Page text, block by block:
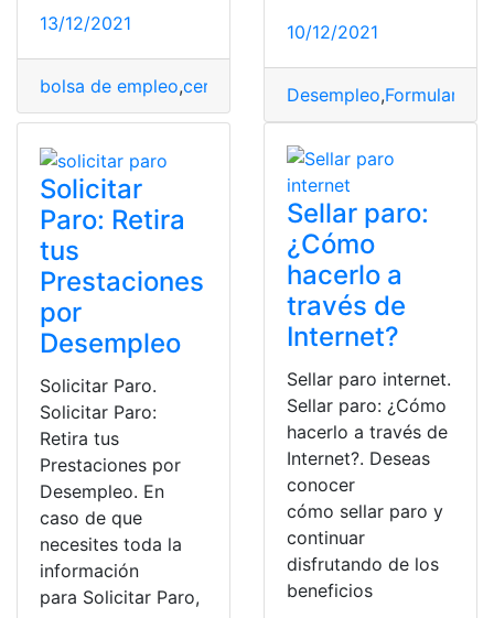
13/12/2021
bolsa de empleo,certificado Certificado digital,
10/12/2021
Desempleo,Formulario
Solicitar
Paro: Retira
tus
Prestaciones
por
Desempleo
Solicitar Paro.
Solicitar Paro:
Retira tus
Prestaciones por
Desempleo. En
caso de que
necesites toda la
información
para Solicitar Paro,
Sellar paro:
¿Cómo
hacerlo a
través de
Internet?
Sellar paro internet.
Sellar paro: ¿Cómo
hacerlo a través de
Internet?. Deseas
conocer
cómo sellar paro y
continuar
disfrutando de los
beneficios